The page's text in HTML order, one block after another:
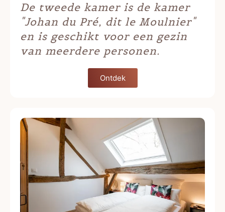
De tweede kamer is de kamer
"Johan du Pré, dit le Moulnier"
en is geschikt voor een gezin
van meerdere personen.
Ontdek